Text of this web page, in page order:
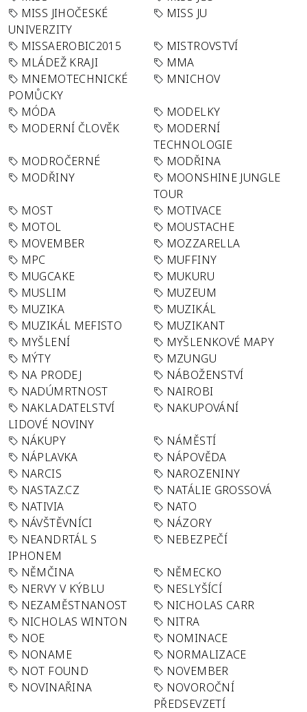
MISS JIHOČESKÉ
UNIVERZITY
MISS JU
MISSAEROBIC2015
MISTROVSTVÍ
MLÁDEŽ KRAJI
MMA
MNEMOTECHNICKÉ
POMŮCKY
MNICHOV
MÓDA
MODELKY
MODERNÍ ČLOVĚK
MODERNÍ
TECHNOLOGIE
MODROČERNÉ
MODŘINA
MODŘINY
MOONSHINE JUNGLE
TOUR
MOST
MOTIVACE
MOTOL
MOUSTACHE
MOVEMBER
MOZZARELLA
MPC
MUFFINY
MUGCAKE
MUKURU
MUSLIM
MUZEUM
MUZIKA
MUZIKÁL
MUZIKÁL MEFISTO
MUZIKANT
MYŠLENÍ
MYŠLENKOVÉ MAPY
MÝTY
MZUNGU
NA PRODEJ
NÁBOŽENSTVÍ
NADÚMRTNOST
NAIROBI
NAKLADATELSTVÍ
LIDOVÉ NOVINY
NAKUPOVÁNÍ
NÁKUPY
NÁMĚSTÍ
NÁPLAVKA
NÁPOVĚDA
NARCIS
NAROZENINY
NASTAZ.CZ
NATÁLIE GROSSOVÁ
NATIVIA
NATO
NÁVŠTĚVNÍCI
NÁZORY
NEANDRTÁL S
IPHONEM
NEBEZPEČÍ
NĚMČINA
NĚMECKO
NERVY V KÝBLU
NESLYŠÍCÍ
NEZAMĚSTNANOST
NICHOLAS CARR
NICHOLAS WINTON
NITRA
NOE
NOMINACE
NONAME
NORMALIZACE
NOT FOUND
NOVEMBER
NOVINAŘINA
NOVOROČNÍ
PŘEDSEVZETÍ